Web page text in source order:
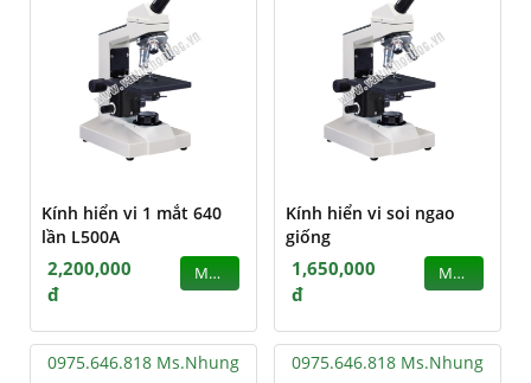
Kính hiển vi 1 mắt 640
lần L500A
2,200,000
đ
MUA
Kính hiển vi soi ngao
giống
1,650,000
đ
MUA
0975.646.818 Ms.Nhung 0975.646.818 Ms.Nhung